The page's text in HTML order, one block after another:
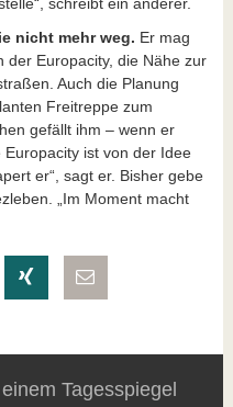
nicht mehr weg. Er mag
Europacity, die Nähe zur
Auch die Planung
Freitreppe zum
gefällt ihm – wenn er
ist von der Idee
er“, sagt er. Bisher gebe
„Im Moment macht
teilen
LinkedIn teilen
auf Xing teilen
Tagesspiegel